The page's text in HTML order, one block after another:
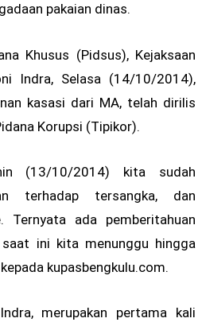
pakaian dinas.
Khusus (Pidsus), Kejaksaan
Indra, Selasa (14/10/2014),
kasasi dari MA, telah dirilis
Korupsi (Tipikor).
(13/10/2014) kita sudah
terhadap tersangka, dan
Ternyata ada pemberitahuan
ini kita menunggu hingga
kupasbengkulu.com.
merupakan pertama kali